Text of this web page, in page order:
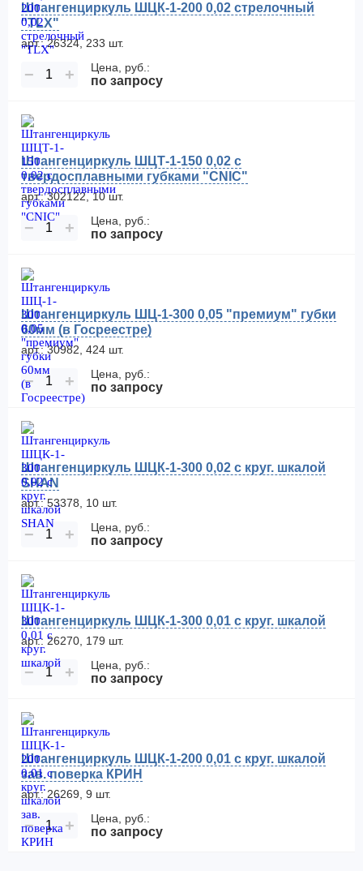
Штангенциркуль ШЦК-1-200 0,02 стрелочный
"TLX"
арт.: 26324, 233 шт.
− + Цена, руб.:
по запросу
Штангенциркуль ШЦТ-1-150 0,02 с
твердосплавными губками "CNIC"
арт.: 302122, 10 шт.
− + Цена, руб.:
по запросу
Штангенциркуль ШЦ-1-300 0,05 "премиум" губки
60мм (в Госреестре)
арт.: 30982, 424 шт.
− + Цена, руб.:
по запросу
Штангенциркуль ШЦК-1-300 0,02 с круг. шкалой
SHAN
арт.: 53378, 10 шт.
− + Цена, руб.:
по запросу
Штангенциркуль ШЦК-1-300 0,01 с круг. шкалой
арт.: 26270, 179 шт.
− + Цена, руб.:
по запросу
Штангенциркуль ШЦК-1-200 0,01 с круг. шкалой
зав. поверка КРИН
арт.: 26269, 9 шт.
− + Цена, руб.:
по запросу